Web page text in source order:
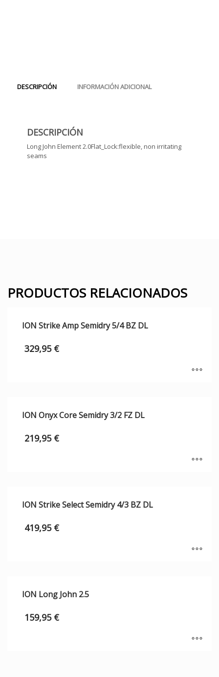
DESCRIPCIÓN INFORMACIÓN ADICIONAL
DESCRIPCIÓN
Long John Element 2.0Flat_Lock:flexible, non irritating
seams
PRODUCTOS RELACIONADOS
ION Strike Amp Semidry 5/4 BZ DL
329,95 €
ION Onyx Core Semidry 3/2 FZ DL
219,95 €
ION Strike Select Semidry 4/3 BZ DL
419,95 €
ION Long John 2.5
159,95 €